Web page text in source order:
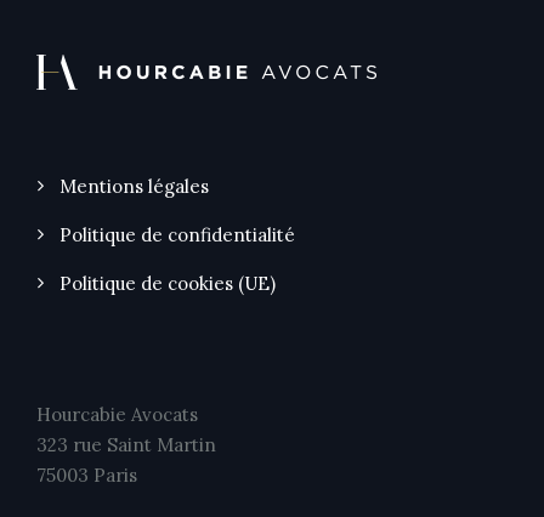
Mentions légales
Politique de confidentialité
Politique de cookies (UE)
Hourcabie Avocats
323 rue Saint Martin
75003 Paris